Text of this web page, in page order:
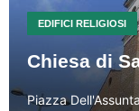
EDIFICI RELIGIOSI
Chiesa di
Piazza